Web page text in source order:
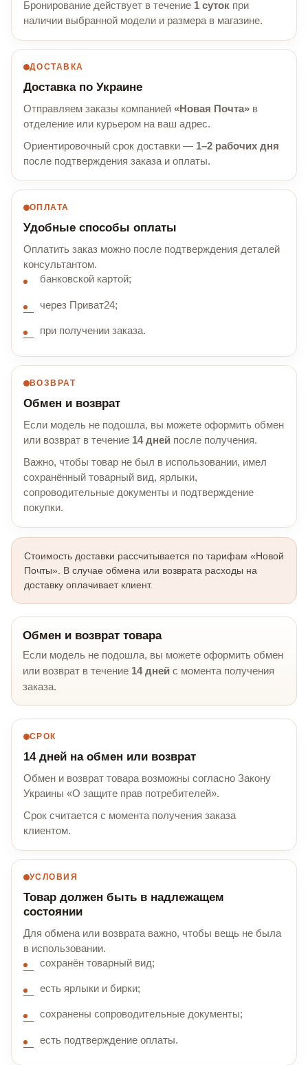
Бронирование действует в течение 1 суток при
наличии выбранной модели и размера в магазине.
ДОСТАВКА
Доставка по Украине
Отправляем заказы компанией «Новая Почта» в
отделение или курьером на ваш адрес.
Ориентировочный срок доставки — 1–2 рабочих дня
после подтверждения заказа и оплаты.
ОПЛАТА
Удобные способы оплаты
Оплатить заказ можно после подтверждения деталей
консультантом.
банковской картой;
через Приват24;
при получении заказа.
ВОЗВРАТ
Обмен и возврат
Если модель не подошла, вы можете оформить обмен
или возврат в течение 14 дней после получения.
Важно, чтобы товар не был в использовании, имел
сохранённый товарный вид, ярлыки,
сопроводительные документы и подтверждение
покупки.
Стоимость доставки рассчитывается по тарифам «Новой
Почты». В случае обмена или возврата расходы на
доставку оплачивает клиент.
Обмен и возврат товара
Если модель не подошла, вы можете оформить обмен
или возврат в течение 14 дней с момента получения
заказа.
СРОК
14 дней на обмен или возврат
Обмен и возврат товара возможны согласно Закону
Украины «О защите прав потребителей».
Срок считается с момента получения заказа
клиентом.
УСЛОВИЯ
Товар должен быть в надлежащем
состоянии
Для обмена или возврата важно, чтобы вещь не была
в использовании.
сохранён товарный вид;
есть ярлыки и бирки;
сохранены сопроводительные документы;
есть подтверждение оплаты.